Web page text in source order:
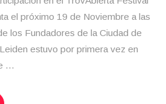
el próximo 19 de Noviembre a las
los Fundadores de la Ciudad de
estuvo por primera vez en
…